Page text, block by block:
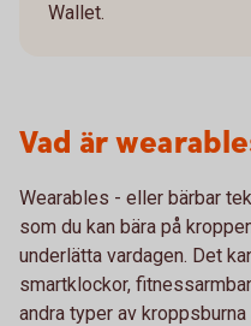
Wallet.
Vad är
Wearables - eller bärbar
som du kan bära på
underlätta vardagen. Det
smartklockor,
andra typer av